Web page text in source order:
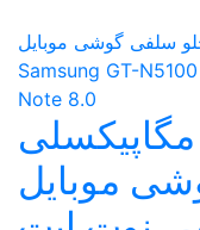
ماژول دوربین 1.3 مگاپیکسلی
موبایل